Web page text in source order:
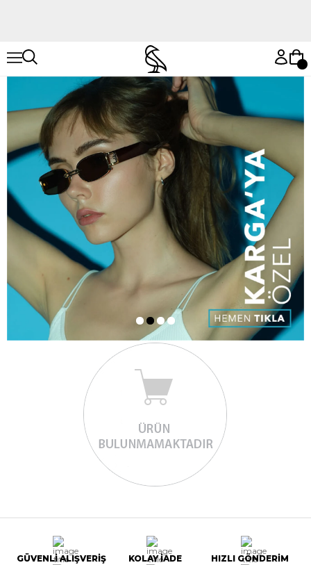
GÜVENLİ ALIŞVERİŞ KOLAY İADE HIZLI GÖNDERİM